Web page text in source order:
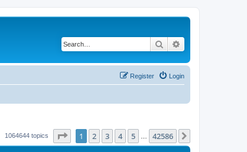
Search
Login
Register
1064644 topics Page of 42586
1 2 3 4 5 42586